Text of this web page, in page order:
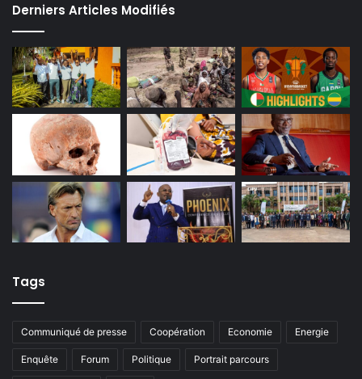
Derniers Articles Modifiés
Tags
Communiqué de presse Coopération Economie Energie
Enquête Forum Politique Portrait parcours